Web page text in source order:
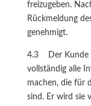
freizugeben.
Rückmeldung
genehmigt.
4.3 Der Kunde
vollständig alle
machen, die für
sind. Er wird sie